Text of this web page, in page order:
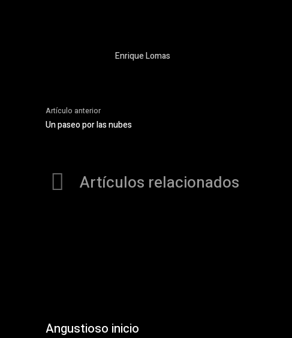
Enrique Lomas
Artículo anterior
Un paseo por las nubes
Artículos relacionados
Angustioso inicio